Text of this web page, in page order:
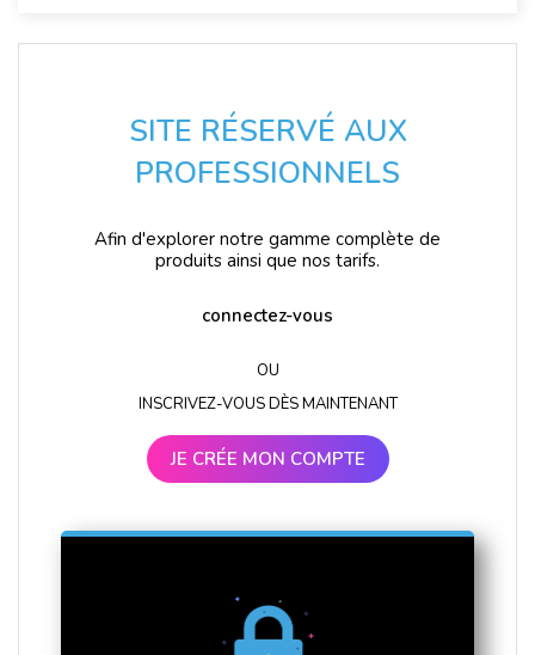
SITE RÉSERVÉ AUX
PROFESSIONNELS
Afin d'explorer notre gamme complète de
produits ainsi que nos tarifs.
connectez-vous
OU
INSCRIVEZ-VOUS DÈS MAINTENANT
JE CRÉE MON COMPTE